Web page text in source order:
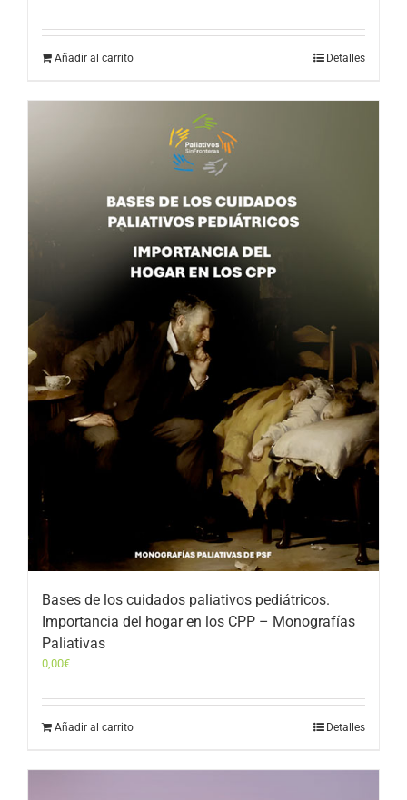
Añadir al carrito Detalles
Bases de los cuidados paliativos pediátricos.
Importancia del hogar en los CPP – Monografías
Paliativas
0,00€
Añadir al carrito Detalles